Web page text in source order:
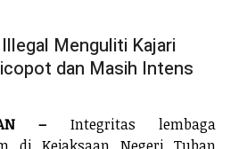
Menguliti Kajari
dan Masih Intens
– Integritas lembaga